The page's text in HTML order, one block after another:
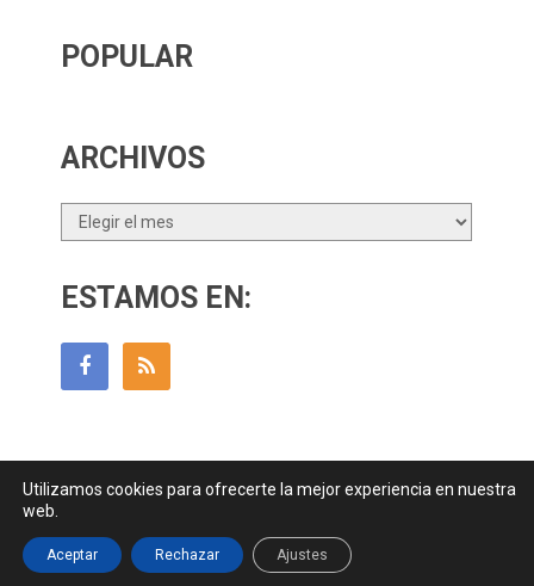
POPULAR
ARCHIVOS
Archivos
ESTAMOS EN:
Contactar|| Datos Legales y Privacidady
Utilizamos cookies para ofrecerte la mejor experiencia en nuestra
web.
Aceptar Rechazar Ajustes